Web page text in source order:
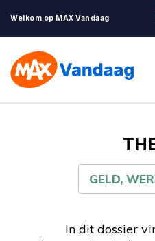
Welkom op MAX Vandaag
GELD,
In dit dossier